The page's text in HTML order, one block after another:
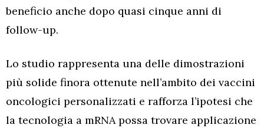
beneficio anche dopo quasi cinque anni di
follow-up.
Lo studio rappresenta una delle dimostrazioni
più solide finora ottenute nell’ambito dei vaccini
oncologici personalizzati e rafforza l’ipotesi che
la tecnologia a mRNA possa trovare applicazione